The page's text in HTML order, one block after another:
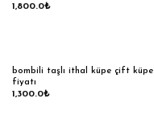
1,800.0₺
bombili taşlı ithal küpe çift küpe
fiyatı
1,300.0₺